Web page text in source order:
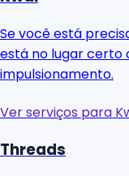
Se você está
está no lugar certo
impulsionamento.
Ver serviços para
Threads